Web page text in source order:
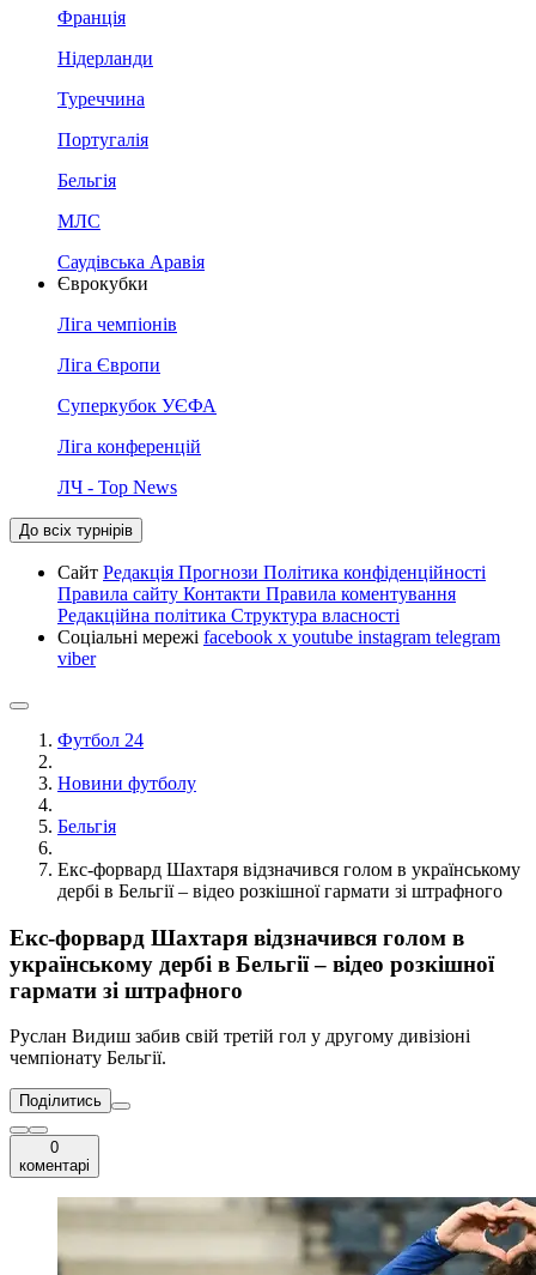
Франція
Нідерланди
Туреччина
Португалія
Бельгія
МЛС
Саудівська Аравія
Єврокубки
Ліга чемпіонів
Ліга Європи
Суперкубок УЄФА
Ліга конференцій
ЛЧ - Top News
До всіх турнірів
Сайт Редакція Прогнози Політика конфіденційності
Правила сайту Контакти Правила коментування
Редакційна політика Структура власності
Соціальні мережі facebook x youtube instagram telegram
viber
Футбол 24
Новини футболу
Бельгія
Екс-форвард Шахтаря відзначився голом в українському
дербі в Бельгії – відео розкішної гармати зі штрафного
Екс-форвард Шахтаря відзначився голом в
українському дербі в Бельгії – відео розкішної
гармати зі штрафного
Руслан Видиш забив свій третій гол у другому дивізіоні
чемпіонату Бельгії.
Поділитись
0
коментарі